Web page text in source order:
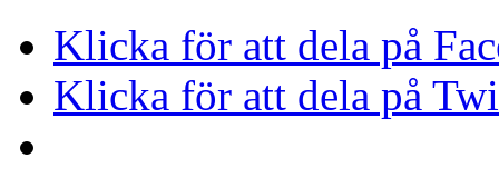
Klicka för att dela på
Klicka för att dela på